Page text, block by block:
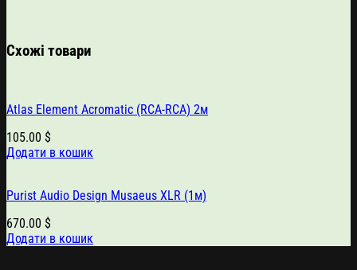
Схожі товари
Atlas Element Acromatic (RCA-RCA) 2м
105.00 $
Додати в кошик
Purist Audio Design Musaeus XLR (1м)
670.00 $
Додати в кошик